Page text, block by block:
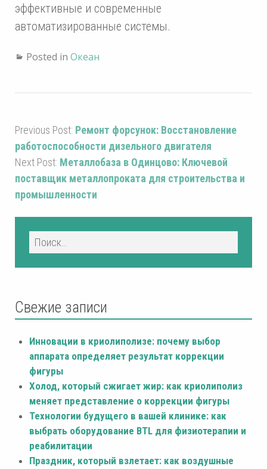
эффективные и современные
автоматизированные системы.
Posted in Океан
Previous Post: Ремонт форсунок: Восстановление
работоспособности дизельного двигателя
Next Post: Металлобаза в Одинцово: Ключевой
поставщик металлопроката для строительства и
промышленности
Свежие записи
Инновации в криолиполизе: почему выбор
аппарата определяет результат коррекции
фигуры
Холод, который сжигает жир: как криолиполиз
меняет представление о коррекции фигуры
Технологии будущего в вашей клинике: как
выбрать оборудование BTL для физиотерапии и
реабилитации
Праздник, который взлетает: как воздушные